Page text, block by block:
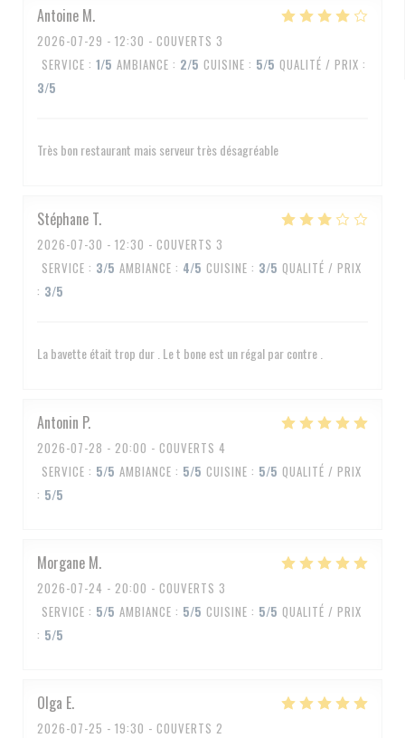
Antoine M
2026-07-29 - 12:30 - COUVERTS 3
SERVICE : 1/5 AMBIANCE : 2/5 CUISINE : 5/5 QUALITÉ / PRIX :
3/5
Très bon restaurant mais serveur très désagréable
Stéphane T
2026-07-30 - 12:30 - COUVERTS 3
SERVICE : 3/5 AMBIANCE : 4/5 CUISINE : 3/5 QUALITÉ / PRIX
: 3/5
La bavette était trop dur . Le t bone est un régal par contre .
Antonin P
2026-07-28 - 20:00 - COUVERTS 4
SERVICE : 5/5 AMBIANCE : 5/5 CUISINE : 5/5 QUALITÉ / PRIX
: 5/5
Morgane M
2026-07-24 - 20:00 - COUVERTS 3
SERVICE : 5/5 AMBIANCE : 5/5 CUISINE : 5/5 QUALITÉ / PRIX
: 5/5
Olga E
2026-07-25 - 19:30 - COUVERTS 2